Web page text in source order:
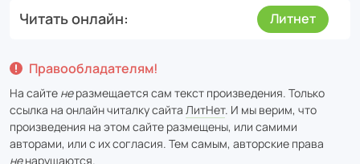
Читать онлайн Литнет
Правообладателям!
На сайте неразмещается сам текст произведения. Только
ссылка на онлайн читалку сайта ЛитНет. И мы верим, что
произведения на этом сайте размещены, или самими
авторами, или с их согласия. Тем самым, авторские права
ненарушаются.